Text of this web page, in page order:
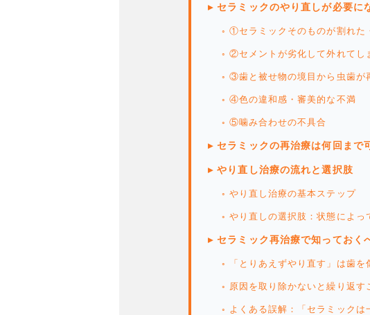
▸ セラミックのやり直しが必要に
◦ ①セラミックそのものが割れた
◦ ②セメントが劣化して外れてし
◦ ③歯と被せ物の境目から虫歯が
◦ ④色の違和感・審美的な不満
◦ ⑤噛み合わせの不具合
▸ セラミックの再治療は何回まで
▸ やり直し治療の流れと選択肢
◦ やり直し治療の基本ステップ
◦ やり直しの選択肢：状態によっ
▸ セラミック再治療で知っておく
◦ 「とりあえずやり直す」は歯を
◦ 原因を取り除かないと繰り返す
◦ よくある誤解：「セラミック